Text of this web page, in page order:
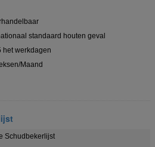
standaard houten geval
het werkdagen
Maand
Schudbekerlijst